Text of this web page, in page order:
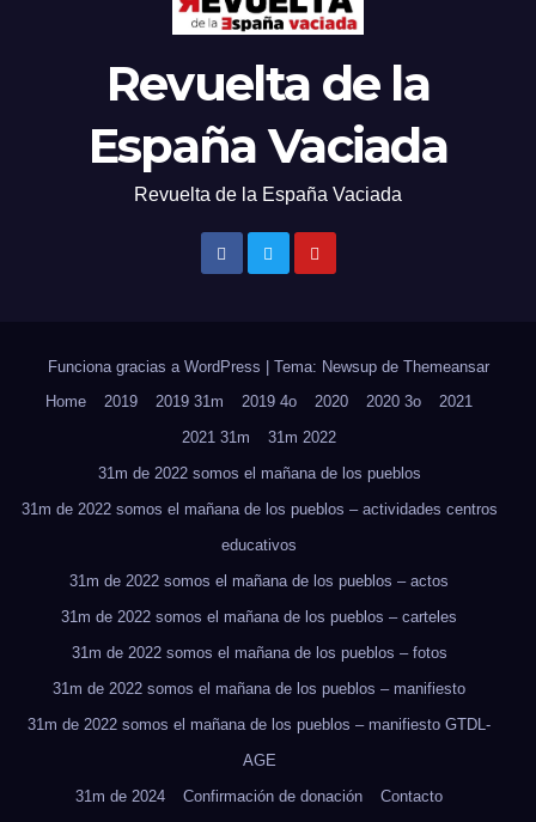
Revuelta de la
España Vaciada
Revuelta de la España Vaciada
Funciona gracias a WordPress | Tema: Newsup de Themeansar
Home
2019 2019 31m 2019 4o 2020 2020 3o
2021
2021 31m
31m 2022
31m de 2022 somos el mañana de los pueblos
31m de 2022 somos el mañana de los pueblos – actividades centros
educativos
31m de 2022 somos el mañana de los pueblos – actos
31m de 2022 somos el mañana de los pueblos – carteles
31m de 2022 somos el mañana de los pueblos – fotos
31m de 2022 somos el mañana de los pueblos – manifiesto
31m de 2022 somos el mañana de los pueblos – manifiesto GTDL-
AGE
31m de 2024
Confirmación de donación Contacto